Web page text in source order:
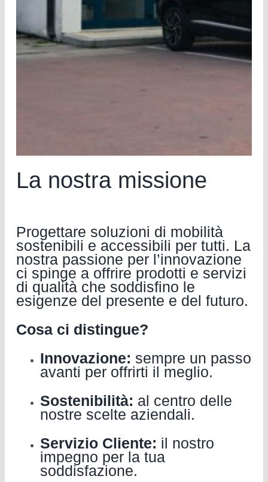
La nostra missione
Progettare soluzioni di mobilità
sostenibili e accessibili per tutti. La
nostra passione per l’innovazione
ci spinge a offrire prodotti e servizi
di qualità che soddisfino le
esigenze del presente e del futuro.
Cosa ci distingue?
Innovazione: sempre un passo
avanti per offrirti il meglio.
Sostenibilità: al centro delle
nostre scelte aziendali.
Servizio Cliente: il nostro
impegno per la tua
soddisfazione.